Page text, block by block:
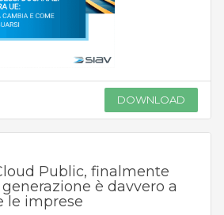
DOWNLOAD
Public, finalmente
è davvero a
le imprese